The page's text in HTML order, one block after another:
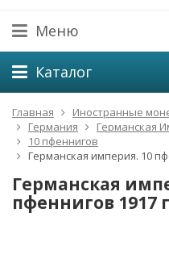
Меню
Каталог
Главная Иностранные
Германия
Германская
10 пфеннигов
Германская империя. 10
Германская
пфеннигов 1917